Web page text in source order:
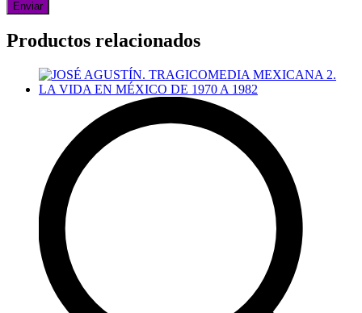
Productos relacionados